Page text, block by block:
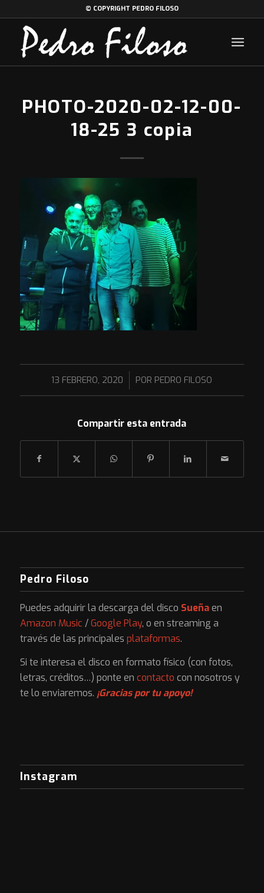
© COPYRIGHT PEDRO FILOSO
PHOTO-2020-02-12-00-
18-25 3 copia
13 FEBRERO, 2020
/ POR PEDRO FILOSO
Compartir esta entrada
Pedro Filoso
Puedes adquirir la descarga del disco Sueñaen
Amazon Music/Google Play, o en streaming a
través de las principales plataformas.
Si te interesa el disco en formato físico (con fotos,
letras, créditos…) ponte en contacto con nosotros y
te lo enviaremos. ¡Gracias por tu apoyo!
Instagram